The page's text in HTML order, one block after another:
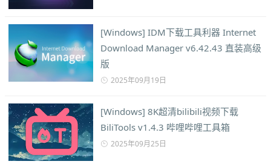
[Windows] IDM下载工具利器 Internet
Download Manager v6.42.43 直装高级
版
2025年09月19日
[Windows] 8K超清bilibili视频下载
BiliTools v1.4.3 哔哩哔哩工具箱
2025年09月25日